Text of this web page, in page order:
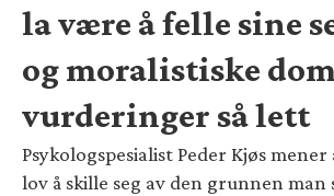
la være å felle sine
og moralistiske
vurderinger så lett
Psykologspesialist Peder Kjøs
lov å skille seg av den grunnen man